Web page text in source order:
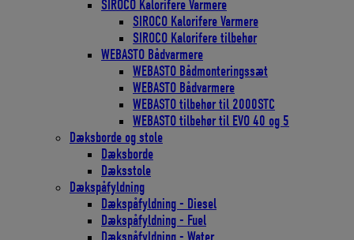
SIROCO Kalorifere Varmere
SIROCO Kalorifere Varmere
SIROCO Kalorifere tilbehør
WEBASTO Bådvarmere
WEBASTO Bådmonteringssæt
WEBASTO Bådvarmere
WEBASTO tilbehør til 2000STC
WEBASTO tilbehør til EVO 40 og 5
Dæksborde og stole
Dæksborde
Dæksstole
Dækspåfyldning
Dækspåfyldning - Diesel
Dækspåfyldning - Fuel